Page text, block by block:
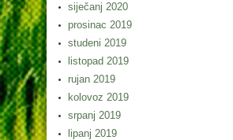
siječanj 2020
prosinac 2019
studeni 2019
listopad 2019
rujan 2019
kolovoz 2019
srpanj 2019
lipanj 2019